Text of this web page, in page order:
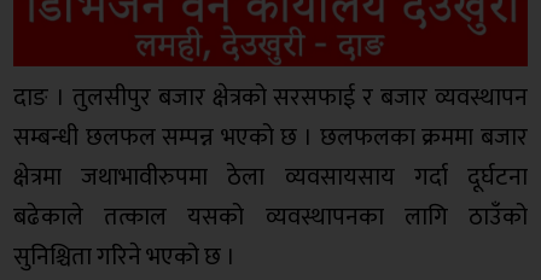
दाङ । तुलसीपुर बजार क्षेत्रको सरसफाई र बजार व्यवस्थापन
सम्बन्धी छलफल सम्पन्न भएको छ । छलफलका क्रममा बजार
क्षेत्रमा जथाभावीरुपमा ठेला व्यवसायसाय गर्दा दूर्घटना
बढेकाले तत्काल यसको व्यवस्थापनका लागि ठाउँको
सुनिश्चिता गरिने भएको छ ।